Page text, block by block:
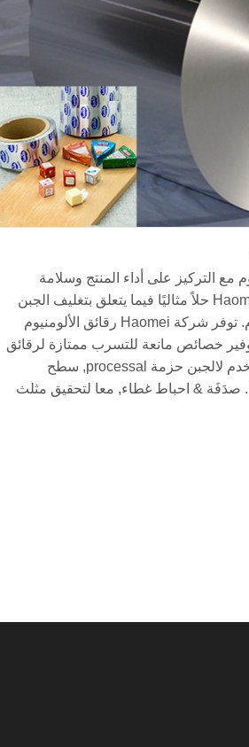
التركيز على أداء المنتج وسلامة
المستهلك, تقدم شركة Haomei حلاً مثاليًا فيما يتعلق بتغليف الجبن
المنصهر برقائق الألومنيوم. توفر شركة Haomei رقائق الألومنيوم
خصائص مانعة للتسرب ممتازة لرقائق
الألومنيوم. الوضعية : تستخدم لالجبن حزمة processal, سطح
& احباط غطاء, معا لتحقيق مثلث